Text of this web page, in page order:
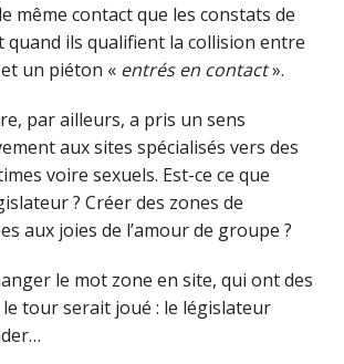
même contact que les constats de
quand ils qualifient la collision entre
un piéton « entrés en contact».
par ailleurs, a pris un sens
aux sites spécialisés vers des
voire sexuels. Est-ce ce que
? Créer des zones de
aux joies de l’amour de groupe ?
le mot zone en site, qui ont des
tour serait joué : le législateur